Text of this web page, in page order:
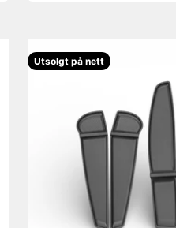
Utsolgt på nett